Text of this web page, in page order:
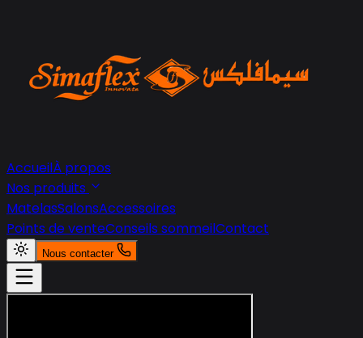
AccueilÀ propos
Nos produits
MatelasSalonsAccessoires
Points de venteConseils sommeilContact
Nous contacter